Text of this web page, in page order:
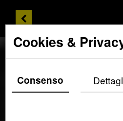
Cookies &
Consenso